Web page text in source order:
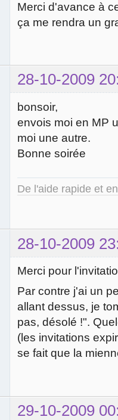
Merci d'avance à
ça me rendra un
28-10-2009
bonsoir,
envois moi en MP
moi une autre.
Bonne soirée
De l'aide rapide et
28-10-2009
Merci pour
Par contre j'ai un
allant dessus, je
pas, désolé !".
(les invitations
se fait que la
29-10-2009